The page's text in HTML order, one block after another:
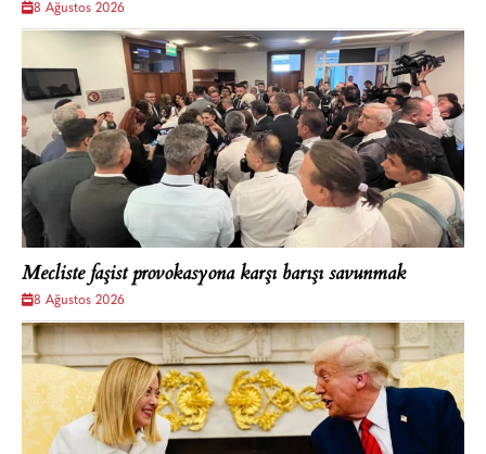
8 Ağustos 2026
Mecliste faşist provokasyona karşı barışı savunmak
8 Ağustos 2026